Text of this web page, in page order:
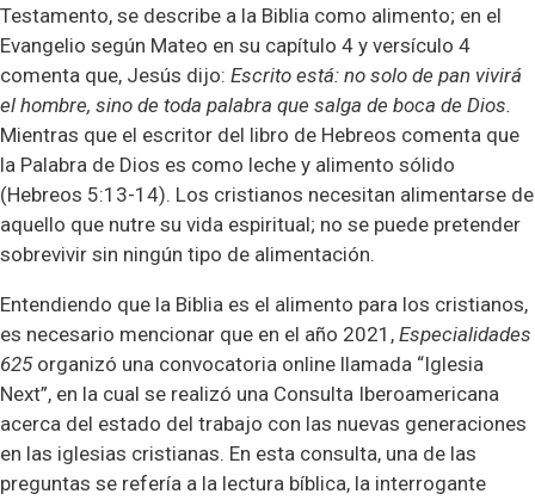
Testamento, se describe a la Biblia como alimento; en el
Evangelio según Mateo en su capítulo 4 y versículo 4
comenta que, Jesús dijo: Escrito está: no solo de pan vivirá
el hombre, sino de toda palabra que salga de boca de Dios.
Mientras que el escritor del libro de Hebreos comenta que
la Palabra de Dios es como leche y alimento sólido
(Hebreos 5:13-14). Los cristianos necesitan alimentarse de
aquello que nutre su vida espiritual; no se puede pretender
sobrevivir sin ningún tipo de alimentación.
Entendiendo que la Biblia es el alimento para los cristianos,
es necesario mencionar que en el año 2021, Especialidades
625organizó una convocatoria online llamada “Iglesia
Next”, en la cual se realizó una Consulta Iberoamericana
acerca del estado del trabajo con las nuevas generaciones
en las iglesias cristianas. En esta consulta, una de las
preguntas se refería a la lectura bíblica, la interrogante